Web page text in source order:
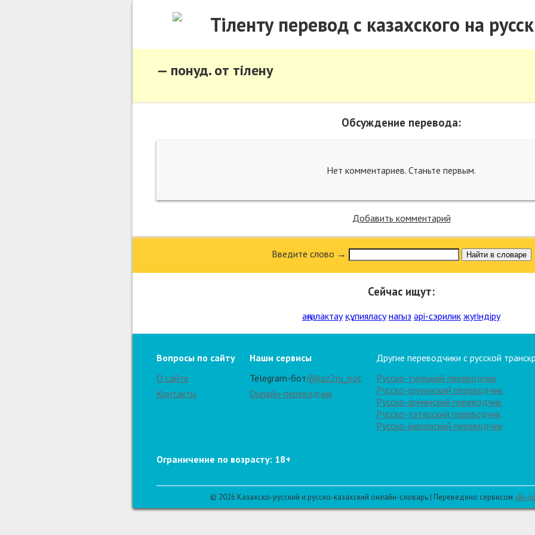
Тіленту перевод с казахского на
— понуд. от тілену
Обсуждение перевода:
Нет комментариев. Станьте первым.
Добавить комментарий
Введите слово → Найти в словаре
Сейчас ищут:
аңғалактау құпияласу нагыз әрі-сэрилик жугіндіру
Вопросы по сайту
О сайте
Контакты
Наши сервисы
Telegram-бот@kaz2ru_bot
Онлайн-переводчик
Другие переводчики с русской
Русско-турецкий переводчик
Русско-грузинский переводчик
Русско-армянский переводчик
Русско-татарский переводчик
Русско-киргизский переводчик
Ограничение по возрасту: 18+
© 2026 Казахско-русский и русско-казахский онлайн-словарь | Переведено сервисом